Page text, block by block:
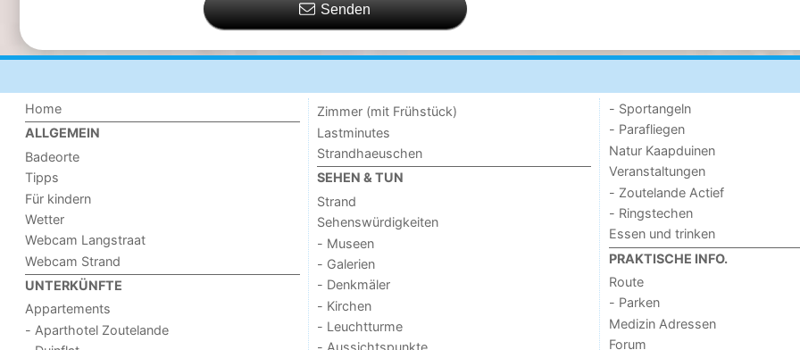
Senden
Home
ALLGEMEIN
Badeorte
Tipps
Für kindern
Wetter
Webcam Langstraat
Webcam Strand
UNTERKÜNFTE
Appartements
- Aparthotel Zoutelande
Zimmer (mit Frühstück)
Lastminutes
Strandhaeuschen
SEHEN & TUN
Strand
Sehenswürdigkeiten
- Museen
- Galerien
- Denkmäler
- Kirchen
- Leuchtturme
- Sportangeln
- Parafliegen
Natur Kaapduinen
Veranstaltungen
- Zoutelande Actief
- Ringstechen
Essen und trinken
PRAKTISCHE INFO.
Route
- Parken
Medizin Adressen
Forum